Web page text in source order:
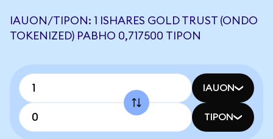
IAUON/TIPON: 1 ISHARES GOLD TRUST (ONDO
TOKENIZED) РАВНО 0,717500 TIPON
IAUON
TIPON